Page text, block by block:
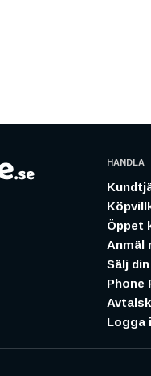
HANDLA
Öppet
Anmäl
Sälj
Phone
Logga